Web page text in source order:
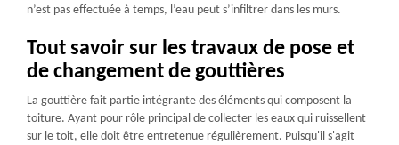
n’est pas effectuée à temps, l’eau peut s’infiltrer dans les murs.
Tout savoir sur les travaux de pose et
de changement de gouttières
La gouttière fait partie intégrante des éléments qui composent la
toiture. Ayant pour rôle principal de collecter les eaux qui ruissellent
sur le toit, elle doit être entretenue régulièrement. Puisqu'il s'agit